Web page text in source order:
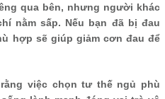
qua bên, nhưng người khác
nằm sấp. Nếu bạn đã bị đau
hợp sẽ giúp giảm cơn đau để
việc chọn tư thế ngủ phù